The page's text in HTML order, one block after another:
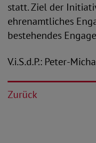
statt. Ziel der
ehrenamtliches
bestehendes
V.i.S.d.P.: Peter-
Zurück